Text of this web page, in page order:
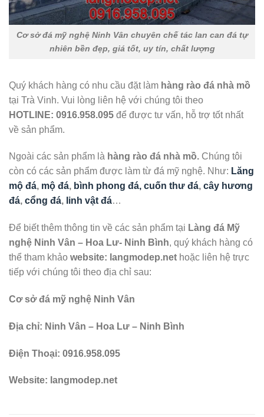
Cơ sở đá mỹ nghệ Ninh Vân chuyên chế tác lan can đá tự
nhiên bền đẹp, giá tốt, uy tín, chất lượng
Quý khách hàng có nhu cầu đặt làm hàng rào đá nhà mồ
tại Trà Vinh. Vui lòng liên hệ với chúng tôi theo
HOTLINE: 0916.958.095 để được tư vấn, hỗ trợ tốt nhất
về sản phẩm.
Ngoài các sản phẩm là hàng rào đá nhà mồ. Chúng tôi
còn có các sản phẩm được làm từ đá mỹ nghệ. Như: Lăng
mộ đá, mộ đá, bình phong đá, cuốn thư đá, cây hương
đá, cổng đá, linh vật đá…
Để biết thêm thông tin về các sản phẩm tại Làng đá Mỹ
nghệ Ninh Vân – Hoa Lư- Ninh Bình, quý khách hàng có
thể tham khảo website: langmodep.net hoặc liên hệ trực
tiếp với chúng tôi theo địa chỉ sau:
Cơ sở đá mỹ nghệ Ninh Vân
Địa chỉ: Ninh Vân – Hoa Lư – Ninh Bình
Điện Thoại: 0916.958.095
Website: langmodep.net